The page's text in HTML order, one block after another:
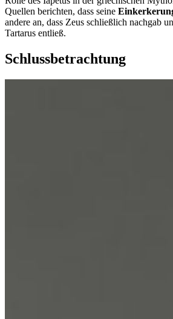
Quellen berichten, dass seine
andere an, dass Zeus schließlich nachgab
Tartarus entließ.
Schlussbetrachtung